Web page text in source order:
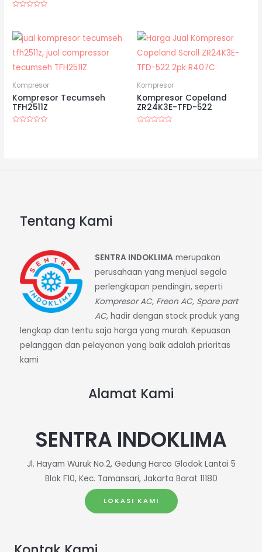
5
Kompresor
Kompresor Tecumseh
TFH2511Z
Kompresor
Kompresor Copeland
ZR24K3E-TFD-522
Tentang Kami
SENTRA INDOKLIMAmerupakan
perusahaan yang menjual segala
perlengkapan pendingin, seperti
Kompresor AC, Freon AC, Spare part
AC, hadir dengan stock produk yang
lengkap dan tentu saja harga yang murah. Kepuasan
pelanggan dan pelayanan yang baik adalah prioritas
kami
Alamat Kami
SENTRA INDOKLIMA
Jl. Hayam Wuruk No.2, Gedung Harco Glodok Lantai 5
Blok F10, Kec. Tamansari, Jakarta Barat 11180
LOKASI KAMI